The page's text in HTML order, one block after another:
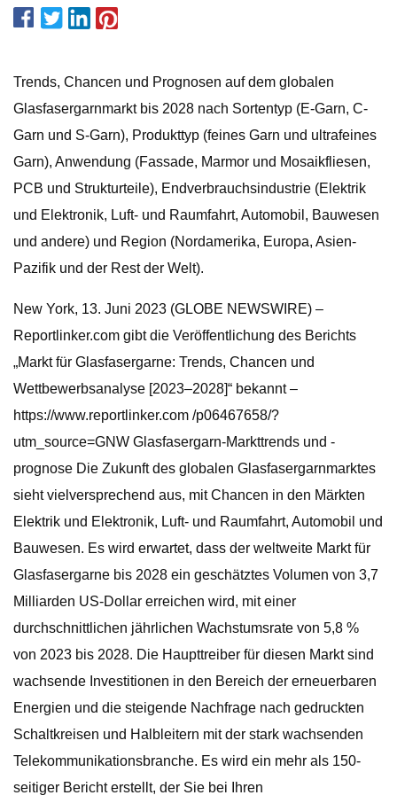
Trends, Chancen und Prognosen auf dem globalen
Glasfasergarnmarkt bis 2028 nach Sortentyp (E-Garn, C-
Garn und S-Garn), Produkttyp (feines Garn und ultrafeines
Garn), Anwendung (Fassade, Marmor und Mosaikfliesen,
PCB und Strukturteile), Endverbrauchsindustrie (Elektrik
und Elektronik, Luft- und Raumfahrt, Automobil, Bauwesen
und andere) und Region (Nordamerika, Europa, Asien-
Pazifik und der Rest der Welt).
New York, 13. Juni 2023 (GLOBE NEWSWIRE) –
Reportlinker.com gibt die Veröffentlichung des Berichts
„Markt für Glasfasergarne: Trends, Chancen und
Wettbewerbsanalyse [2023–2028]“ bekannt –
https://www.reportlinker.com /p06467658/?
utm_source=GNW Glasfasergarn-Markttrends und -
prognose Die Zukunft des globalen Glasfasergarnmarktes
sieht vielversprechend aus, mit Chancen in den Märkten
Elektrik und Elektronik, Luft- und Raumfahrt, Automobil und
Bauwesen. Es wird erwartet, dass der weltweite Markt für
Glasfasergarne bis 2028 ein geschätztes Volumen von 3,7
Milliarden US-Dollar erreichen wird, mit einer
durchschnittlichen jährlichen Wachstumsrate von 5,8 %
von 2023 bis 2028. Die Haupttreiber für diesen Markt sind
wachsende Investitionen in den Bereich der erneuerbaren
Energien und die steigende Nachfrage nach gedruckten
Schaltkreisen und Halbleitern mit der stark wachsenden
Telekommunikationsbranche. Es wird ein mehr als 150-
seitiger Bericht erstellt, der Sie bei Ihren